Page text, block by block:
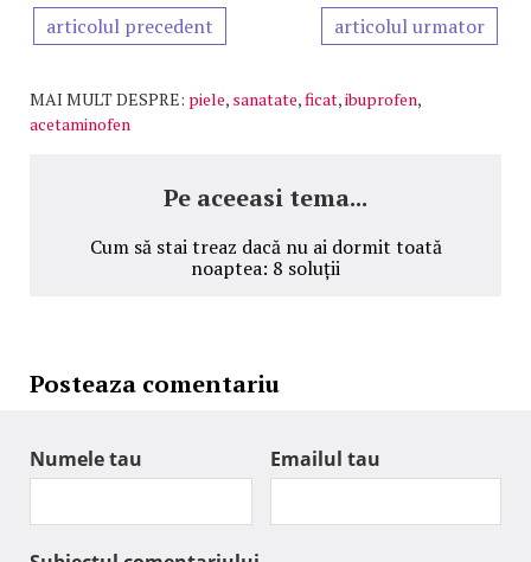
articolul precedent articolul urmator
MAI MULT DESPRE: piele, sanatate,ficat,ibuprofen,
acetaminofen
Pe aceeasi tema...
Cum să stai treaz dacă nu ai dormit toată
noaptea: 8 soluții
Posteaza comentariu
Numele tau Emailul tau